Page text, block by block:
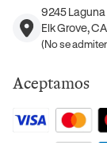
9245 Laguna
Elk Grove,
(No se
Aceptamos